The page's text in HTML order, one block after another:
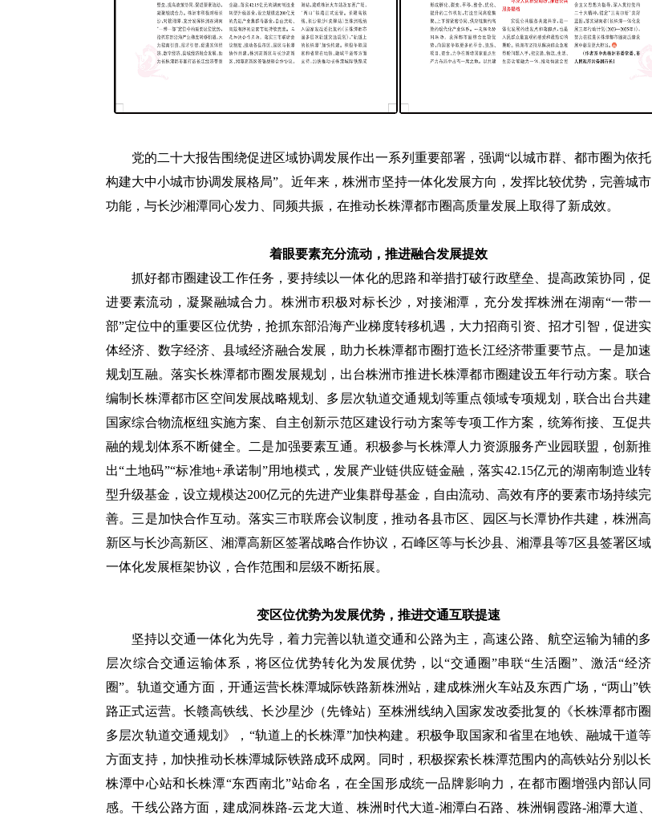
党的二十大报告围绕促进区域协调发展作出一系列重要部署，强调“以城市群、都市圈为依托
构建大中小城市协调发展格局”。近年来，株洲市坚持一体化发展方向，发挥比较优势，完善城市
功能，与长沙湘潭同心发力、同频共振，在推动长株潭都市圈高质量发展上取得了新成效。
着眼要素充分流动，推进融合发展提效
抓好都市圈建设工作任务，要持续以一体化的思路和举措打破行政壁垒、提高政策协同，促
进要素流动，凝聚融城合力。株洲市积极对标长沙，对接湘潭，充分发挥株洲在湖南“一带一
部”定位中的重要区位优势，抢抓东部沿海产业梯度转移机遇，大力招商引资、招才引智，促进实
体经济、数字经济、县域经济融合发展，助力长株潭都市圈打造长江经济带重要节点。一是加速
规划互融。落实长株潭都市圈发展规划，出台株洲市推进长株潭都市圈建设五年行动方案。联合
编制长株潭都市区空间发展战略规划、多层次轨道交通规划等重点领域专项规划，联合出台共建
国家综合物流枢纽实施方案、自主创新示范区建设行动方案等专项工作方案，统筹衔接、互促共
融的规划体系不断健全。二是加强要素互通。积极参与长株潭人力资源服务产业园联盟，创新推
出“土地码”“标准地+承诺制”用地模式，发展产业链供应链金融，落实42.15亿元的湖南制造业转
型升级基金，设立规模达200亿元的先进产业集群母基金，自由流动、高效有序的要素市场持续完
善。三是加快合作互动。落实三市联席会议制度，推动各县市区、园区与长潭协作共建，株洲高
新区与长沙高新区、湘潭高新区签署战略合作协议，石峰区等与长沙县、湘潭县等7区县签署区域
一体化发展框架协议，合作范围和层级不断拓展。
变区位优势为发展优势，推进交通互联提速
坚持以交通一体化为先导，着力完善以轨道交通和公路为主，高速公路、航空运输为辅的多
层次综合交通运输体系，将区位优势转化为发展优势，以“交通圈”串联“生活圈”、激活“经济
圈”。轨道交通方面，开通运营长株潭城际铁路新株洲站，建成株洲火车站及东西广场，“两山”铁
路正式运营。长赣高铁线、长沙星沙（先锋站）至株洲线纳入国家发改委批复的《长株潭都市圈
多层次轨道交通规划》，“轨道上的长株潭”加快构建。积极争取国家和省里在地铁、融城干道等
方面支持，加快推动长株潭城际铁路成环成网。同时，积极探索长株潭范围内的高铁站分别以长
株潭中心站和长株潭“东西南北”站命名，在全国形成统一品牌影响力，在都市圈增强内部认同
感。干线公路方面，建成洞株路-云龙大道、株洲时代大道-湘潭白石路、株洲铜霞路-湘潭大道、